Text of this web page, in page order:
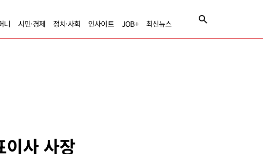
니 시민·경제 정치·사회 인사이트 JOB+ 최신뉴스
사 사장